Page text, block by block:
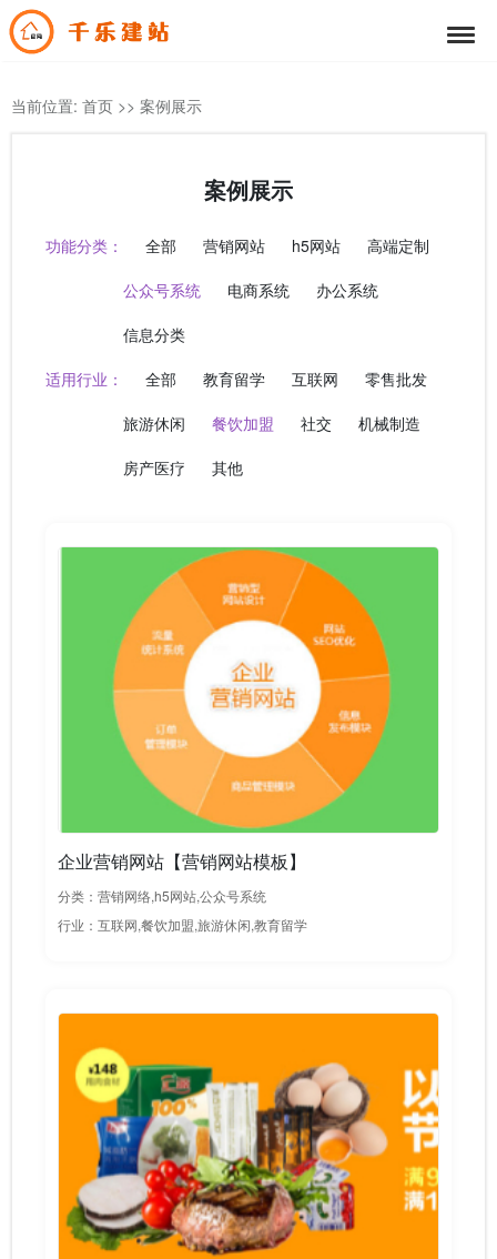
当前位置: 首页 >> 案例展示
案例展示
功能分类： 全部 营销网站 h5网站
高端定制
公众号系统
电商系统
办公系统
信息分类
适用行业：
全部 教育留学 互联网
零售批发
旅游休闲
餐饮加盟 社交
机械制造
房产医疗
其他
企业营销网站【营销网站模板】
分类：营销网络,h5网站,公众号系统
行业：互联网,餐饮加盟,旅游休闲,教育留学